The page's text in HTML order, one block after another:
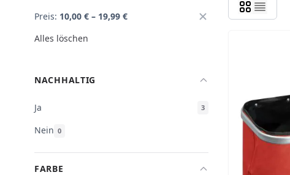
Preis: 10,00 € – 19,99 €
Alles löschen
NACHHALTIG
Ja 3
Nein 0
FARBE